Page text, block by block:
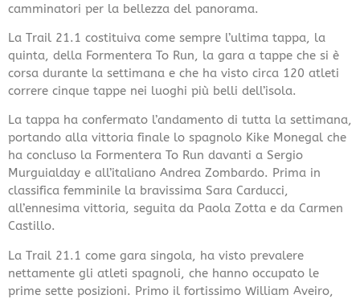
camminatori per la bellezza del panorama.
La Trail 21.1 costituiva come sempre l’ultima tappa, la
quinta, della Formentera To Run, la gara a tappe che si è
corsa durante la settimana e che ha visto circa 120 atleti
correre cinque tappe nei luoghi più belli dell’isola.
La tappa ha confermato l’andamento di tutta la settimana,
portando alla vittoria finale lo spagnolo Kike Monegal che
ha concluso la Formentera To Run davanti a Sergio
Murguialday e all’italiano Andrea Zombardo. Prima in
classifica femminile la bravissima Sara Carducci,
all’ennesima vittoria, seguita da Paola Zotta e da Carmen
Castillo.
La Trail 21.1 come gara singola, ha visto prevalere
nettamente gli atleti spagnoli, che hanno occupato le
prime sette posizioni. Primo il fortissimo William Aveiro,